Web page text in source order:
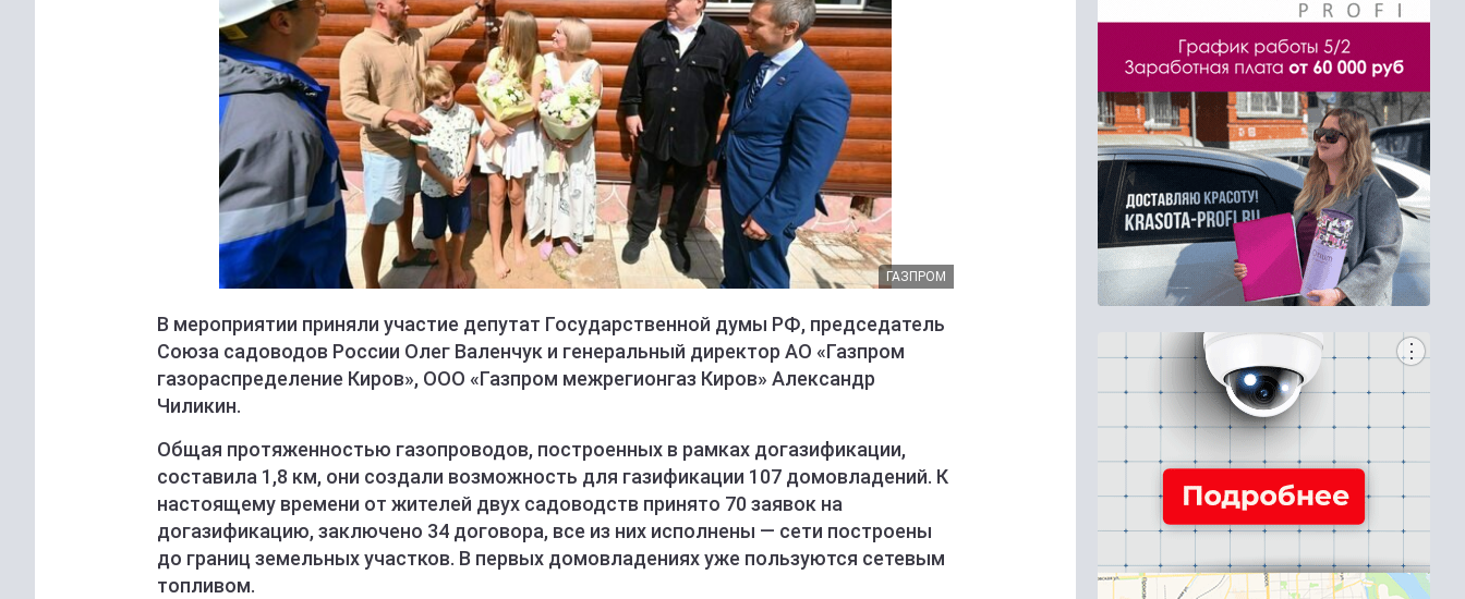
ГАЗПРОМ
В мероприятии приняли участие депутат Государственной думы РФ, председатель
Союза садоводов России Олег Валенчук и генеральный директор АО «Газпром
газораспределение Киров», ООО «Газпром межрегионгаз Киров» Александр
Чиликин.
Общая протяженностью газопроводов, построенных в рамках догазификации,
составила 1,8 км, они создали возможность для газификации 107 домовладений. К
настоящему времени от жителей двух садоводств принято 70 заявок на
догазификацию, заключено 34 договора, все из них исполнены — сети построены
до границ земельных участков. В первых домовладениях уже пользуются сетевым
топливом.